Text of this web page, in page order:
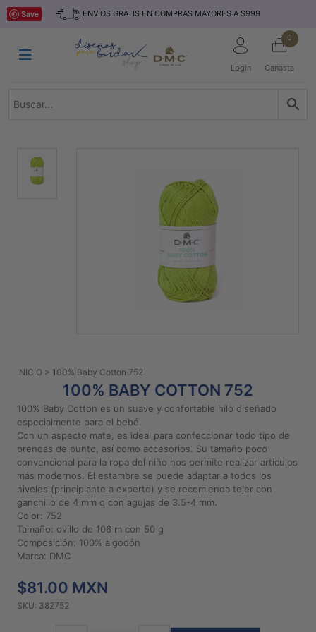
Saltar
ENVÍOS GRATIS EN COMPRAS MAYORES A $999
Login
0
Canasta
INICIO
TEJIDO
TELAS
Preguntas
Aviso De
Privacidad
Políticas
Compra
2026
Para
Bordar
Save
INICIO > 100% Baby Cotton 752
100% BABY COTTON 752
100% Baby Cotton es un suave y confortable hilo diseñado
especialmente para el bebé.
Con un aspecto mate, es ideal para confeccionar todo tipo de
prendas de punto, así como accesorios. Su tamaño poco
convencional para la ropa del niño nos permite realizar artículos
más modernos. El estambre se puede adaptar a todos los
niveles (principiante a experto) y se recomienda tejer con
ganchillo de 4 mm o con agujas de 3.5-4 mm.
Color: 752
Tamaño: ovillo de 106 m con 50 g
Composición: 100% algodón
Marca: DMC
$81.00 MXN
SKU: 382752